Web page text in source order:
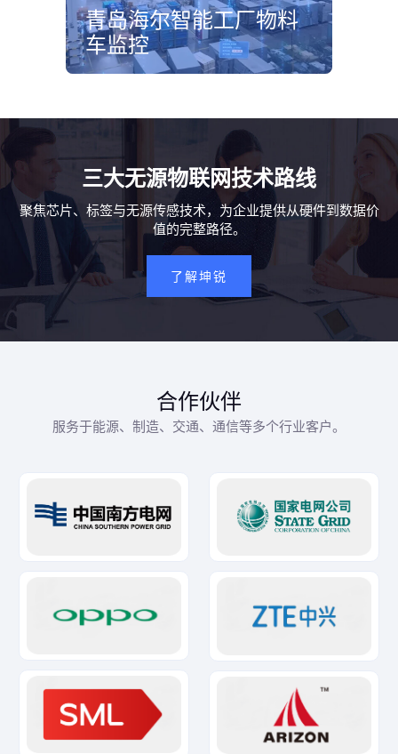
青岛海尔智能工厂物料
车监控
三大无源物联网技术路线
聚焦芯片、标签与无源传感技术，为企业提供从硬件到数据价
值的完整路径。
了解坤锐
合作伙伴
服务于能源、制造、交通、通信等多个行业客户。